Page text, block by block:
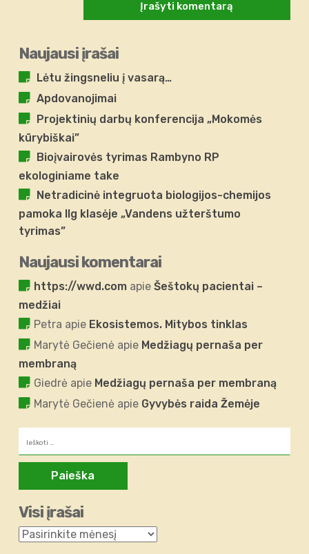
Naujausi įrašai
Lėtu žingsneliu į vasarą…
Apdovanojimai
Projektinių darbų konferencija „Mokomės
kūrybiškai”
Bioįvairovės tyrimas Rambyno RP
ekologiniame take
Netradicinė integruota biologijos-chemijos
pamoka IIg klasėje „Vandens užterštumo
tyrimas”
Naujausi komentarai
https://wwd.com apieŠeštokų pacientai –
medžiai
Petra apie Ekosistemos. Mitybos tinklas
Marytė Gečienė apie Medžiagų pernaša per
membraną
Giedrė apie Medžiagų pernaša per membraną
Marytė Gečienė apie Gyvybės raida Žemėje
Visi įrašai